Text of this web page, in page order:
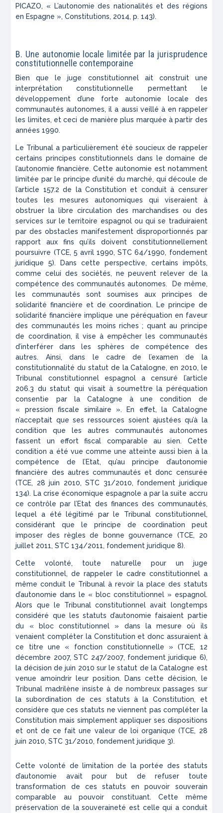
PICAZO, « L’autonomie des nationalités et des régions
en Espagne »,Constitutions, 2014, p. 143).
B. Une autonomie locale limitée par la jurisprudence
constitutionnelle contemporaine
Bien que le juge constitutionnel ait construit une
interprétation constitutionnelle permettant le
développement d’une forte autonomie locale des
communautés autonomes, il a aussi veillé à en rappeler
les limites, et ceci de manière plus marquée à partir des
années 1990.
Le Tribunal a particulièrement été soucieux de rappeler
certains principes constitutionnels dans le domaine de
l’autonomie financière. Cette autonomie est notamment
limitée par le principe d’unité du marché, qui découle de
l’article 157.2 de la Constitution et conduit à censurer
toutes les mesures autonomiques qui viseraient à
obstruer la libre circulation des marchandises ou des
services sur le territoire espagnol ou qui se traduiraient
par des obstacles manifestement disproportionnés par
rapport aux fins qu’ils doivent constitutionnellement
poursuivre (TCE, 5 avril 1990, STC 64/1990, fondement
juridique 5). Dans cette perspective, certains impôts,
comme celui des sociétés, ne peuvent relever de la
compétence des communautés autonomes. De même,
les communautés sont soumises aux principes de
solidarité financière et de coordination. Le principe de
solidarité financière implique une péréquation en faveur
des communautés les moins riches ; quant au principe
de coordination, il vise à empêcher les communautés
d’interférer dans les sphères de compétence des
autres. Ainsi, dans le cadre de l’examen de la
constitutionnalité du statut de la Catalogne, en 2010, le
Tribunal constitutionnel espagnol a censuré l’article
206.3 du statut qui visait à soumettre la péréquation
consentie par la Catalogne à une condition de
« pression fiscale similaire ». En effet, la Catalogne
n’acceptait que ses ressources soient ajustées qu’à la
condition que les autres communautés autonomes
fassent un effort fiscal comparable au sien. Cette
condition a été vue comme une atteinte aussi bien à la
compétence de l’Etat, qu’au principe d’autonomie
financière des autres communautés et donc censurée
(TCE, 28 juin 2010, STC 31/2010, fondement juridique
134). La crise économique espagnole a par la suite accru
ce contrôle par l’Etat des finances des communautés,
lequel a été légitimé par le Tribunal constitutionnel,
considérant que le principe de coordination peut
imposer des règles de bonne gouvernance (TCE, 20
juillet 2011, STC 134/2011, fondement juridique 8).
Cette volonté, toute naturelle pour un juge
constitutionnel, de rappeler le cadre constitutionnel a
même conduit le Tribunal à revoir la place des statuts
d’autonomie dans le « bloc constitutionnel » espagnol.
Alors que le Tribunal constitutionnel avait longtemps
considéré que les statuts d’autonomie faisaient partie
du « bloc constitutionnel » dans la mesure où ils
venaient compléter la Constitution et donc assuraient à
ce titre une « fonction constitutionnelle » (TCE, 12
décembre 2007, STC 247/2007, fondement juridique 6),
la décision de juin 2010 sur le statut de la Catalogne est
venue amoindrir leur position. Dans cette décision, le
Tribunal madrilène insiste à de nombreux passages sur
la subordination de ces statuts à la Constitution, et
considère que ces statuts ne viennent pas compléter la
Constitution mais simplement appliquer ses dispositions
et ont de ce fait une valeur de loi organique (TCE, 28
juin 2010, STC 31/2010, fondement juridique 3).
Cette volonté de limitation de la portée des statuts
d’autonomie avait pour but de refuser toute
transformation de ces statuts en pouvoir souverain
comparable au pouvoir constituant. Cette même
préservation de la souveraineté est celle qui a conduit